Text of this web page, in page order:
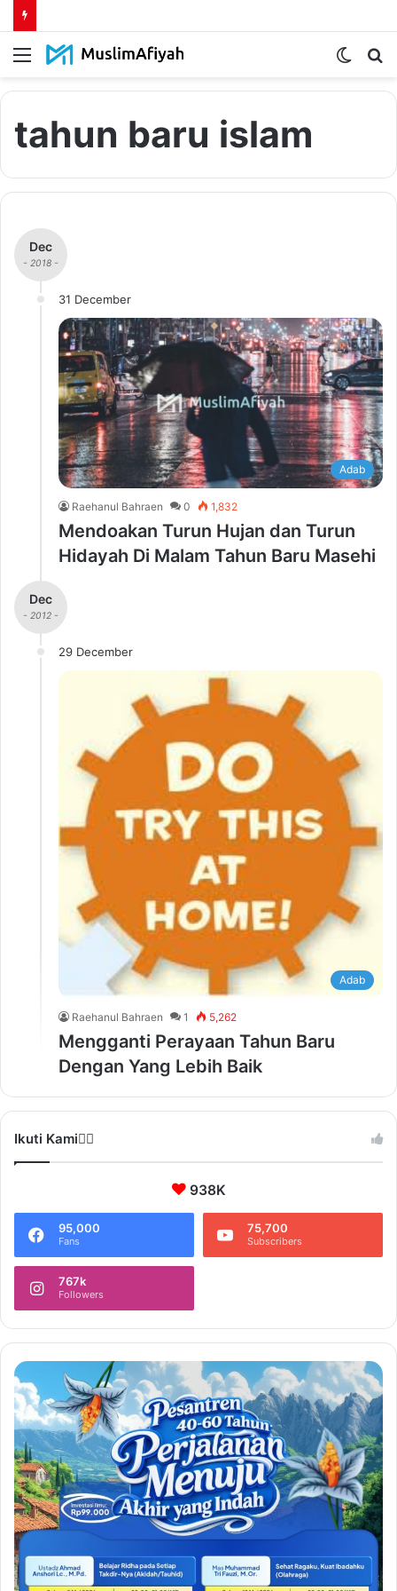
Menu
Switch
tahun baru islam
Dec
- 2018 -
31 December
Adab
Raehanul Bahraen 0 1,832
Mendoakan Turun Hujan dan Turun
Hidayah Di Malam Tahun Baru Masehi
Dec
- 2012 -
29 December
Adab
Raehanul Bahraen 1 5,262
Mengganti Perayaan Tahun Baru
Dengan Yang Lebih Baik
Ikuti Kami❤️‍🔥
938K
95,000
Fans
75,700
Subscribers
767k
Followers